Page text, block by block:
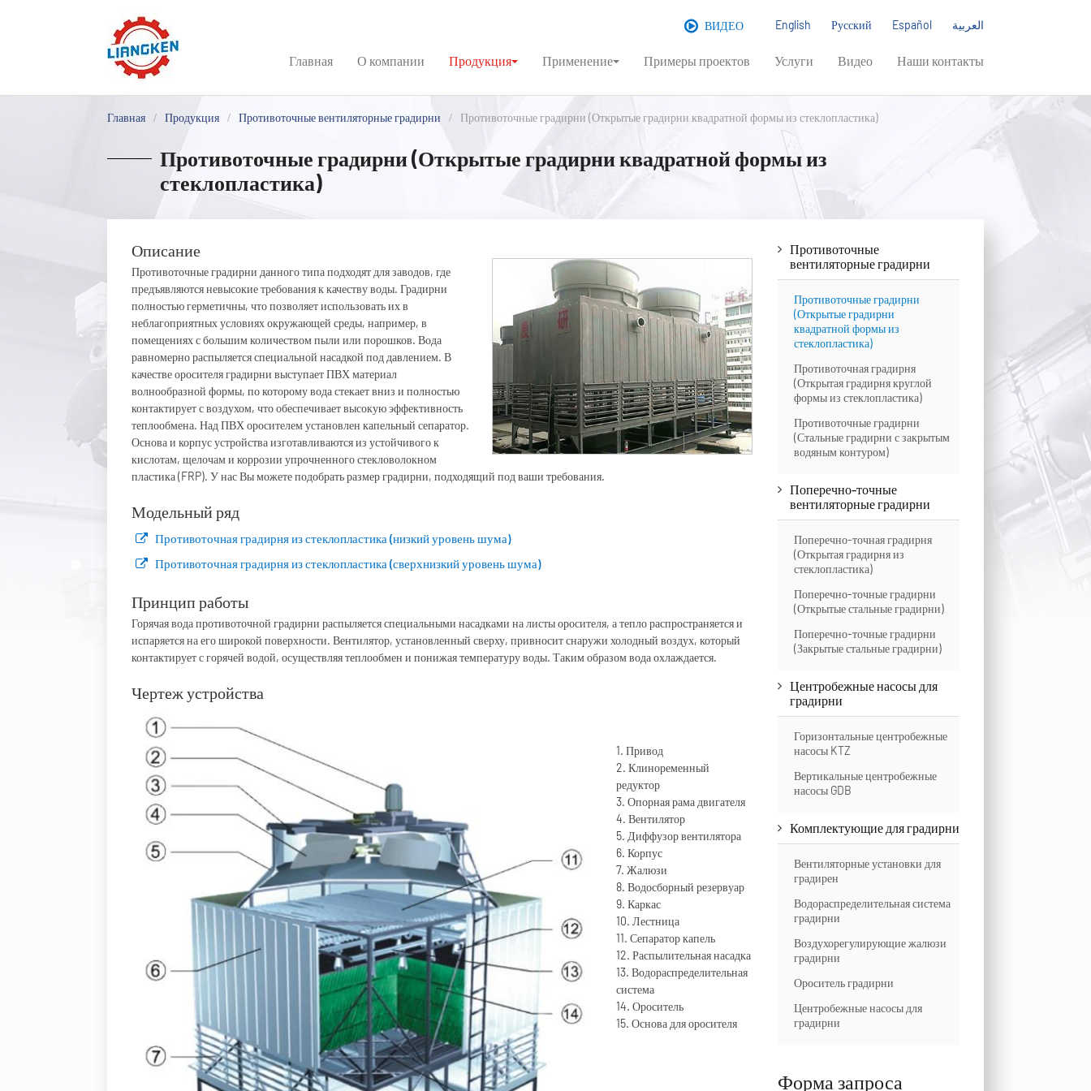
English Русский Español العربية ВИДЕО
Главная О компании Продукция Применение Примеры проектов Услуги Видео Наши контакты
Главная Продукция Противоточные вентиляторные градирни Противоточные градирни (Открытые градирни квадратной формы из стеклопластика)
Противоточные градирни (Открытые градирни квадратной формы из
стеклопластика)
Описание
Противоточные градирни данного типа подходят для заводов, где
предъявляются невысокие требования к качеству воды. Градирни
полностью герметичны, что позволяет использовать их в
неблагоприятных условиях окружающей среды, например, в
помещениях с большим количеством пыли или порошков. Вода
равномерно распыляется специальной насадкой под давлением. В
качестве оросителя градирни выступает ПВХ материал
волнообразной формы, по которому вода стекает вниз и полностью
контактирует с воздухом, что обеспечивает высокую эффективность
теплообмена. Над ПВХ оросителем установлен капельный сепаратор.
Основа и корпус устройства изготавливаются из устойчивого к
кислотам, щелочам и коррозии упрочненного стекловолокном
пластика (FRP). У нас Вы можете подобрать размер градирни, подходящий под ваши требования.
Модельный ряд
Противоточная градирня из стеклопластика (низкий уровень шума)
Противоточная градирня из стеклопластика (сверхнизкий уровень шума)
Принцип работы
Горячая вода противоточной градирни распыляется специальными насадками на листы оросителя, а тепло распространяется и
испаряется на его широкой поверхности. Вентилятор, установленный сверху, привносит снаружи холодный воздух, который
контактирует с горячей водой, осуществляя теплообмен и понижая температуру воды. Таким образом вода охлаждается.
Чертеж устройства
1. Привод
2. Клиноременный
редуктор
3. Опорная рама двигателя
4. Вентилятор
5. Диффузор вентилятора
6. Корпус
7. Жалюзи
8. Водосборный резервуар
9. Каркас
10. Лестница
11. Сепаратор капель
12. Распылительная насадка
13. Водораспределительная
система
14. Ороситель
15. Основа для оросителя
Противоточные
вентиляторные градирни
Противоточные градирни
(Открытые градирни
квадратной формы из
стеклопластика)
Противоточная градирня
(Открытая градирня круглой
формы из стеклопластика)
Противоточные градирни
(Стальные градирни с закрытым
водяным контуром)
Поперечно-точные
вентиляторные градирни
Поперечно-точная градирня
(Открытая градирня из
стеклопластика)
Поперечно-точные градирни
(Открытые стальные градирни)
Поперечно-точные градирни
(Закрытые стальные градирни)
Центробежные насосы для
градирни
Горизонтальные центробежные
насосы KTZ
Вертикальные центробежные
насосы GDB
Комплектующие для градирни
Вентиляторные установки для
градирен
Водораспределительная система
градирни
Воздухорегулирующие жалюзи
градирни
Ороситель градирни
Центробежные насосы для
градирни
Форма запроса